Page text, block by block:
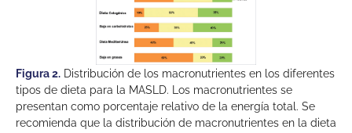
Figura 2. Distribución de los macronutrientes en los diferentes
tipos de dieta para la MASLD. Los macronutrientes se
presentan como porcentaje relativo de la energía total. Se
recomienda que la distribución de macronutrientes en la dieta